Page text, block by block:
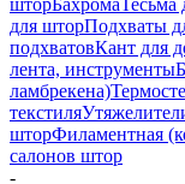
шторБахромаТесьма
для шторПодхваты
подхватовКант для
лента, инструменты
ламбрекена)
текстиля
шторФиламентная
салонов штор
-